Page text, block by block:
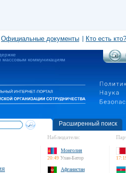
Официальные документы Кто есть кто?
массовым коммуникациям
Расширенный поиск
Наблюдатели:
Монголия
20:49 Улан-Батор
Афганистан